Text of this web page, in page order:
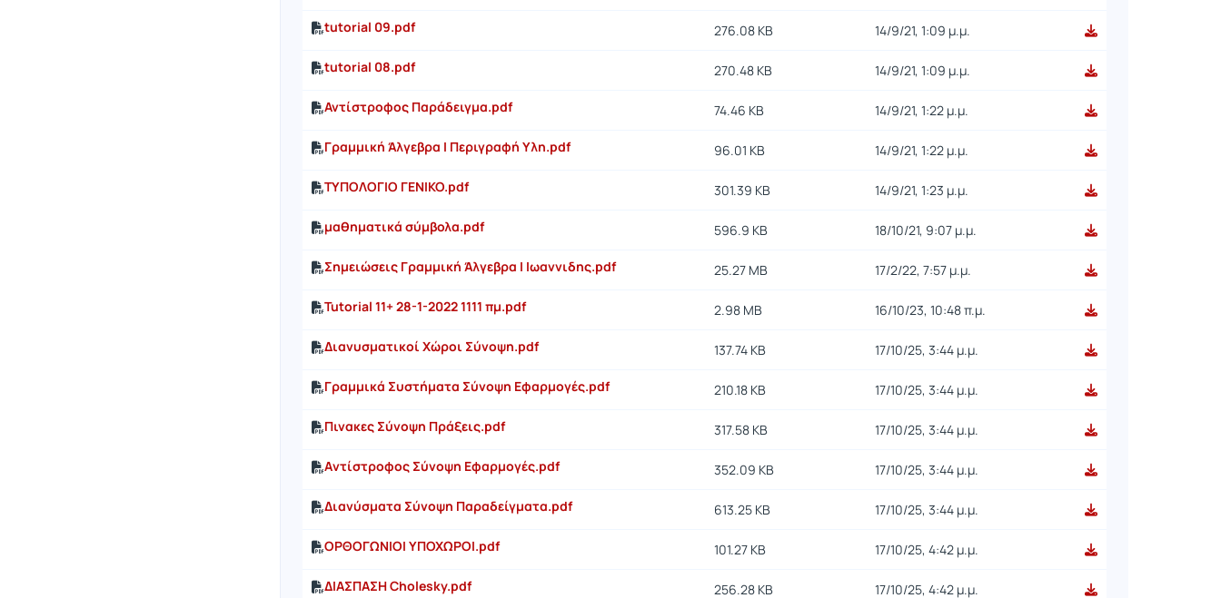
tutorial 09.pdf 276.08 KB 14/9/21, 1:09 μ.μ.
tutorial 08.pdf 270.48 KB 14/9/21, 1:09 μ.μ.
Αντίστροφος Παράδειγμα.pdf 74.46 KB 14/9/21, 1:22 μ.μ.
Γραμμική Άλγεβρα Ι Περιγραφή Υλη.pdf 96.01 KB 14/9/21, 1:22 μ.μ.
ΤΥΠΟΛΟΓΙΟ ΓΕΝΙΚΟ.pdf 301.39 KB 14/9/21, 1:23 μ.μ.
μαθηματικά σύμβολα.pdf 596.9 KB 18/10/21, 9:07 μ.μ.
Σημειώσεις Γραμμική Άλγεβρα Ι Ιωαννιδης.pdf 25.27 MB 17/2/22, 7:57 μ.μ.
Tutorial 11+ 28-1-2022 1111 πμ.pdf 2.98 MB 16/10/23, 10:48 π.μ.
Διανυσματικοί Χώροι Σύνοψη.pdf 137.74 KB 17/10/25, 3:44 μ.μ.
Γραμμικά Συστήματα Σύνοψη Εφαρμογές.pdf 210.18 KB 17/10/25, 3:44 μ.μ.
Πινακες Σύνοψη Πράξεις.pdf 317.58 KB 17/10/25, 3:44 μ.μ.
Aντίστροφος Σύνοψη Εφαρμογές.pdf 352.09 KB 17/10/25, 3:44 μ.μ.
Διανύσματα Σύνοψη Παραδείγματα.pdf 613.25 KB 17/10/25, 3:44 μ.μ.
ΟΡΘΟΓΩΝΙΟΙ ΥΠΟΧΩΡΟΙ.pdf 101.27 KB 17/10/25, 4:42 μ.μ.
ΔΙΑΣΠΑΣΗ Cholesky.pdf 256.28 KB 17/10/25, 4:42 μ.μ.